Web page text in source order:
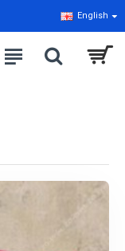
English